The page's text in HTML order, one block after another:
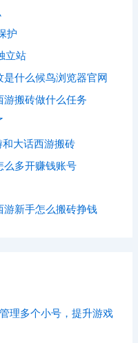
护
立站
什么候鸟浏览器官网
游搬砖做什么任务
大话西游搬砖
么多开赚钱账号
游新手怎么搬砖挣钱
理多个小号，提升游戏